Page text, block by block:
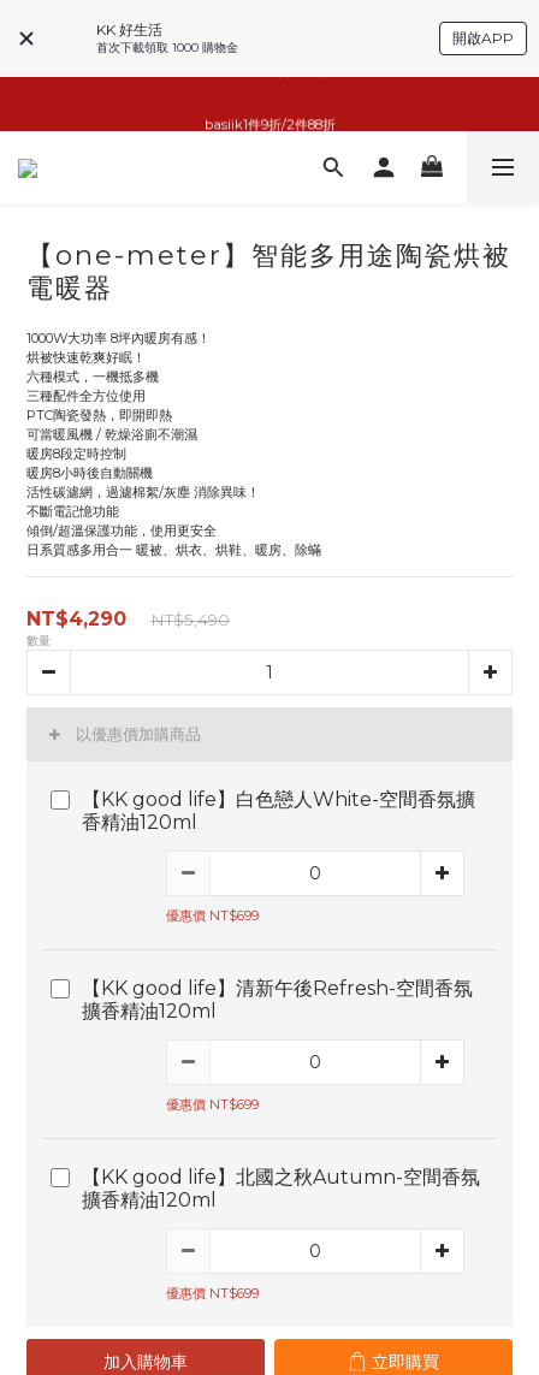
KK 好生活
首次下載領取 1000 購物金
開啟APP
basiik1件9折/2件88折
【one-meter】智能多用途陶瓷烘被
電暖器
1000W大功率 8坪內暖房有感！
烘被快速乾爽好眠！
六種模式，一機抵多機
三種配件全方位使用
PTC陶瓷發熱，即開即熱
可當暖風機 / 乾燥浴廁不潮濕
暖房8段定時控制
暖房8小時後自動關機
活性碳濾網，過濾棉絮/灰塵 消除異味！
不斷電記憶功能
傾倒/超溫保護功能，使用更安全
日系質感多用合一 暖被、烘衣、烘鞋、暖房、除蟎
NT$4,290 NT$5,490
數量
以優惠價加購商品
【KK good life】白色戀人White-空間香氛擴
香精油120ml
優惠價 NT$699
【KK good life】清新午後Refresh-空間香氛
擴香精油120ml
優惠價 NT$699
【KK good life】北國之秋Autumn-空間香氛
擴香精油120ml
優惠價 NT$699
加入購物車 立即購買